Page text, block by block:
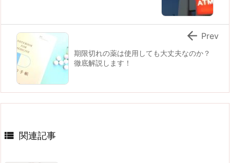
期限切れの薬は使用しても大丈夫なのか？
徹底解説します！
 Prev
 関連記事